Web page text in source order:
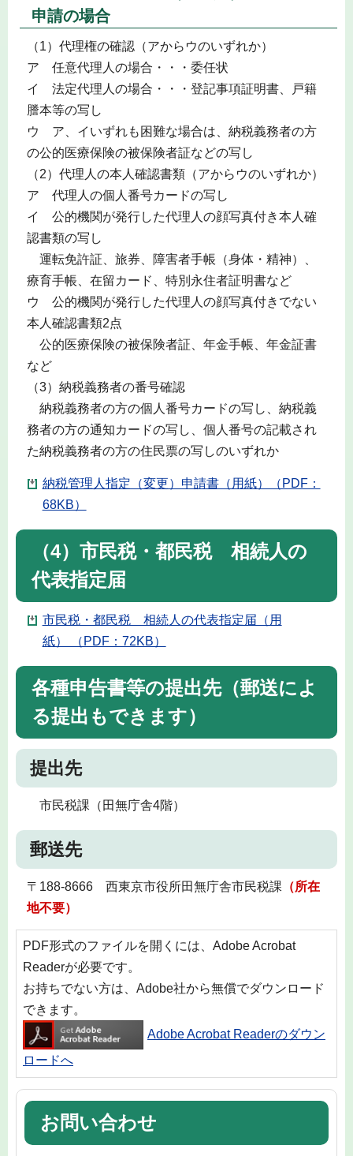
申請の場合
（1）代理権の確認（アからウのいずれか）
ア 任意代理人の場合・・・委任状
イ 法定代理人の場合・・・登記事項証明書、戸籍
謄本等の写し
ウ ア、イいずれも困難な場合は、納税義務者の方
の公的医療保険の被保険者証などの写し
（2）代理人の本人確認書類（アからウのいずれか）
ア 代理人の個人番号カードの写し
イ 公的機関が発行した代理人の顔写真付き本人確
認書類の写し
運転免許証、旅券、障害者手帳（身体・精神）、
療育手帳、在留カード、特別永住者証明書など
ウ 公的機関が発行した代理人の顔写真付きでない
本人確認書類2点
公的医療保険の被保険者証、年金手帳、年金証書
など
（3）納税義務者の番号確認
納税義務者の方の個人番号カードの写し、納税義
務者の方の通知カードの写し、個人番号の記載され
た納税義務者の方の住民票の写しのいずれか
納税管理人指定（変更）申請書（用紙）（PDF：
68KB）
（4）市民税・都民税 相続人の
代表指定届
市民税・都民税 相続人の代表指定届（用
紙） （PDF：72KB）
各種申告書等の提出先（郵送によ
る提出もできます）
提出先
市民税課（田無庁舎4階）
郵送先
〒188-8666 西東京市役所田無庁舎市民税課 （所在
地不要）
PDF形式のファイルを開くには、Adobe Acrobat
Readerが必要です。
お持ちでない方は、Adobe社から無償でダウンロード
できます。
Adobe Acrobat Readerのダウン
ロードへ
お問い合わせ